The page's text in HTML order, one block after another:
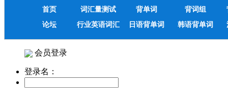
首页 词汇量测试 背单词 背词组
论坛
行业英语词汇 日语背单词 韩语背单词
会员登录
登录名：